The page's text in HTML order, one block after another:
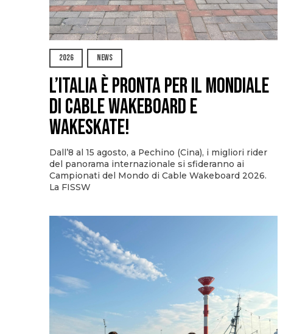
2026 NEWS
L’Italia è pronta per il Mondiale
di Cable Wakeboard e
Wakeskate!
Dall’8 al 15 agosto, a Pechino (Cina), i migliori rider
del panorama internazionale si sfideranno ai
Campionati del Mondo di Cable Wakeboard 2026.
La FISSW